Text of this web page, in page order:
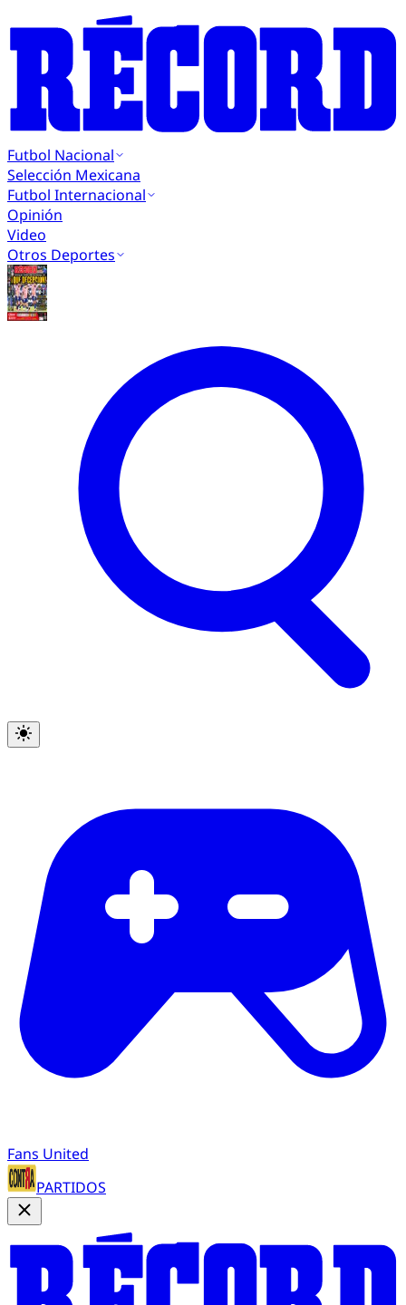
Futbol Nacional
Selección Mexicana
Futbol Internacional
Opinión
Video
Otros Deportes
Fans United
PARTIDOS